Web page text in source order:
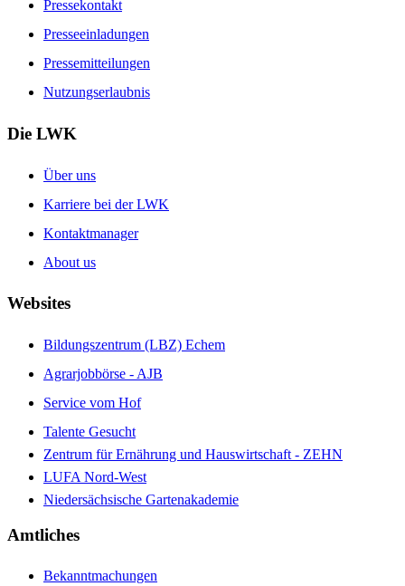
Pressekontakt
Presseeinladungen
Pressemitteilungen
Nutzungserlaubnis
Die LWK
Über uns
Karriere bei der LWK
Kontaktmanager
About us
Websites
Bildungszentrum (LBZ) Echem
Agrarjobbörse - AJB
Service vom Hof
Talente Gesucht
Zentrum für Ernährung und Hauswirtschaft - ZEHN
LUFA Nord-West
Niedersächsische Gartenakademie
Amtliches
Bekanntmachungen